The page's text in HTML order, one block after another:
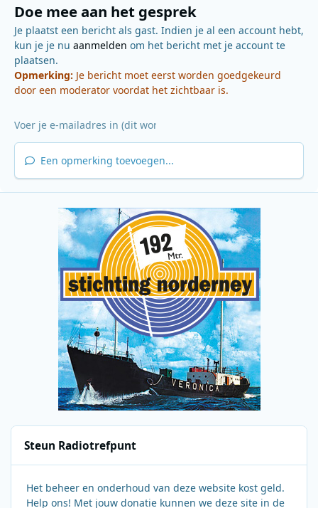
Doe mee aan het gesprek
Je plaatst een bericht als gast. Indien je al een account hebt,
kun je je nu aanmelden om het bericht met je account te
plaatsen.
Opmerking: Je bericht moet eerst worden goedgekeurd
door een moderator voordat het zichtbaar is.
Een opmerking toevoegen...
Steun Radiotrefpunt
Het beheer en onderhoud van deze website kost geld.
Help ons! Met jouw donatie kunnen we deze site in de